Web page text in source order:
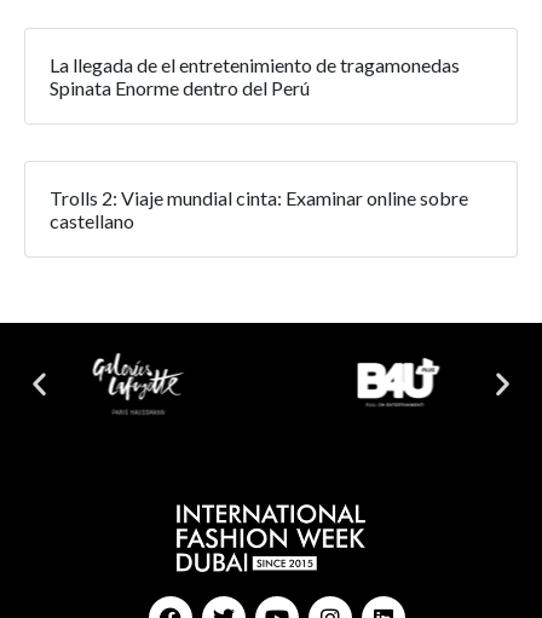
La llegada de el entretenimiento de tragamonedas
Spinata Enorme dentro del Perú
Trolls 2: Viaje mundial cinta: Examinar online sobre
castellano